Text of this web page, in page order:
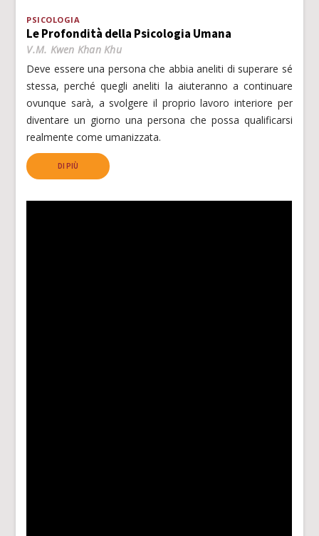
PSICOLOGIA
Le Profondità della Psicologia Umana
V.M. Kwen Khan Khu
Deve essere una persona che abbia aneliti di superare sé
stessa, perché quegli aneliti la aiuteranno a continuare
ovunque sarà, a svolgere il proprio lavoro interiore per
diventare un giorno una persona che possa qualificarsi
realmente come umanizzata.
DI PIÙ